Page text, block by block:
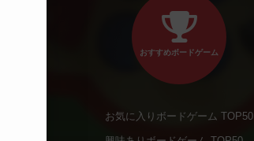
おすすめボードゲーム
お気に入りボードゲーム TOP50